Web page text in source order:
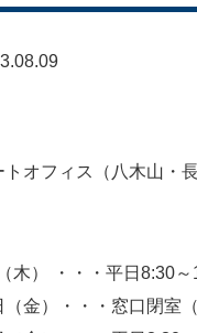
オフィス（八木山・
木） ・・・平日8:30～
金）・・・窓口閉室